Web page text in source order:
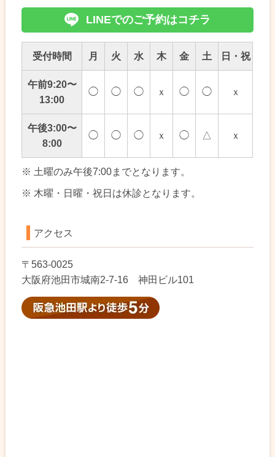
LINEでのご予約はコチラ
受付時間 月 火 水 木 金 土 日・祝
午前9:20〜
13:00
◯ ◯ ◯ ｘ ◯ ◯ ｘ
午後3:00〜
8:00
◯ ◯ ◯ ｘ ◯ △ ｘ
※ 土曜のみ午後7:00までとなります。
※ 木曜・日曜・祝日は休診となります。
アクセス
〒563-0025
大阪府池田市城南2-7-16 神田ビル101